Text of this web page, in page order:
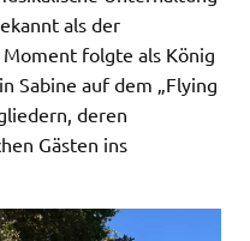
als der
Moment folgte als König
Sabine auf dem „Flying
deren
Gästen ins